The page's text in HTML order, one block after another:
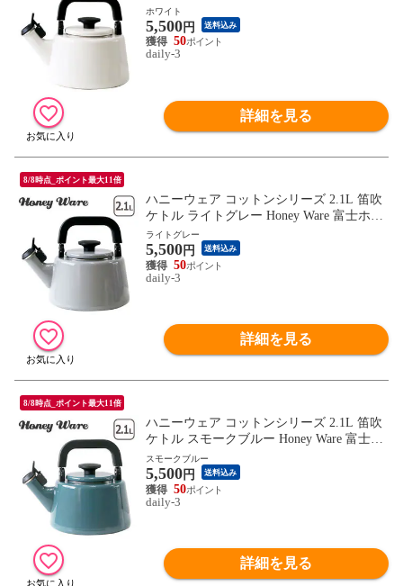
【北海道・沖縄は990円加算】how076-13
ホワイト
5,500円 送料込み
50
daily-3
詳細を見る
8/8時点_ポイント最大11倍
ハニーウェア コットンシリーズ 2.1L 笛吹
ケトル ライトグレー Honey Ware 富士ホー
ロー【北海道・沖縄は990円加算】how076-
14
ライトグレー
5,500円 送料込み
50
daily-3
詳細を見る
8/8時点_ポイント最大11倍
ハニーウェア コットンシリーズ 2.1L 笛吹
ケトル スモークブルー Honey Ware 富士ホ
ーロー【北海道・沖縄は990円加算】how07
6-15
スモークブルー
5,500円 送料込み
50
daily-3
詳細を見る